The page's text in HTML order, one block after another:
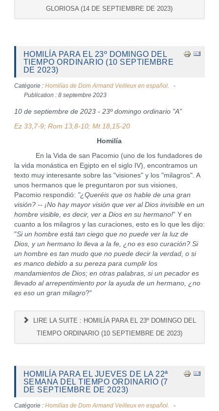
GLORIOSA (14 DE SEPTIEMBRE DE 2023)
HOMILÍA PARA EL 23º DOMINGO DEL
TIEMPO ORDINARIO (10 SEPTIEMBRE
DE 2023)
Catégorie : Homilías de Dom Armand Veilleux en español.
Publication : 8 septembre 2023
10 de septiembre de 2023 - 23º domingo ordinario "A”
Ez 33,7-9; Rom 13,8-10; Mt 18,15-20
Homilía
En la Vida de san Pacomio (uno de los fundadores de
la vida monástica en Egipto en el siglo IV), encontramos un
texto muy interesante sobre las "visiones" y los "milagros". A
unos hermanos que le preguntaron por sus visiones,
Pacomio respondió: "¿Queréis que os hable de una gran
visión? -- ¡No hay mayor visión que ver al Dios invisible en un
hombre visible, es decir, ver a Dios en su hermano!” Y en
cuanto a los milagros y las curaciones, esto es lo que les dijo:
"Si un hombre está tan ciego que no puede ver la luz de
Dios, y un hermano lo lleva a la fe, ¿no es eso curación? Si
un hombre es tan mudo que no puede decir la verdad, o si
es manco debido a su pereza para cumplir los
mandamientos de Dios; en otras palabras, si un pecador es
llevado al arrepentimiento por la ayuda de un hermano, ¿no
es eso un gran milagro?"
LIRE LA SUITE : HOMILÍA PARA EL 23º DOMINGO DEL
TIEMPO ORDINARIO (10 SEPTIEMBRE DE 2023)
HOMILÍA PARA EL JUEVES DE LA 22ª
SEMANA DEL TIEMPO ORDINARIO (7
DE SEPTIEMBRE DE 2023)
Catégorie : Homilías de Dom Armand Veilleux en español.